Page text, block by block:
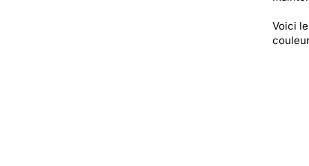
Voici